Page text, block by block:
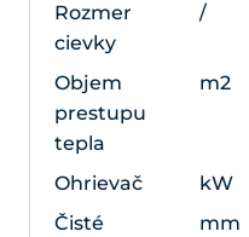
Rozmer
cievky
/
Objem
prestupu
tepla
m2
Ohrievač kW
Čisté
mm